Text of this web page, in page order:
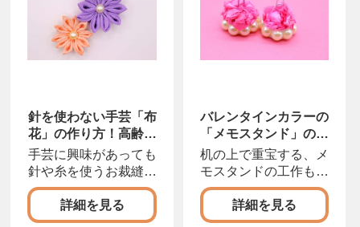
針を使わない手芸「布
花」の作り方！高齢者
も簡単にできる縫わ
な...
手芸に興味があっても
針や糸を使うお裁縫は
苦手...。そんな人
詳細を見る
バレンタインカラーの
「メモスタンド」の作
り方【工作】
机の上で重宝する、メ
モスタンドの工作もい
いですね。バレンタイ
詳細を見る